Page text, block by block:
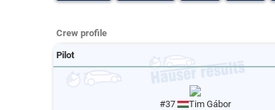
Crew profile
Pilot
#37 Tim Gábor